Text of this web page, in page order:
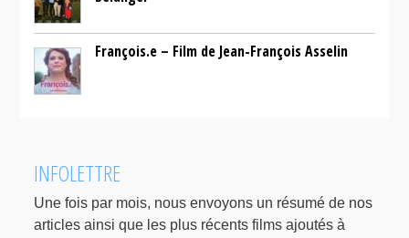
François.e – Film de Jean-François Asselin
INFOLETTRE
Une fois par mois, nous envoyons un résumé de nos
articles ainsi que les plus récents films ajoutés à